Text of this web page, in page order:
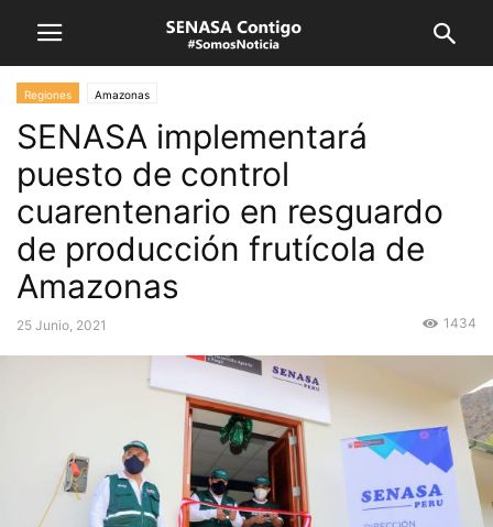
Regiones Amazonas
SENASA implementará
puesto de control
cuarentenario en resguardo
de producción frutícola de
Amazonas
25 Junio, 2021 1434